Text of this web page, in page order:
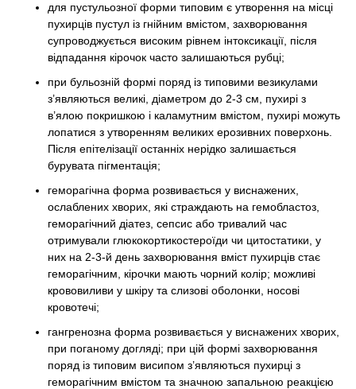
для пустульозної форми типовим є утворення на місці
пухирців пустул із гнійним вмістом, захворювання
супроводжується високим рівнем інтоксикації, після
відпадання кірочок часто залишаються рубці;
при бульозній формі поряд із типовими везикулами
з’являються великі, діаметром до 2-3 см, пухирі з
в’ялою покришкою і каламутним вмістом, пухирі можуть
лопатися з утворенням великих ерозивних поверхонь.
Після епітелізації останніх нерідко залишається
бурувата пігментація;
геморагічна форма розвивається у виснажених,
ослаблених хворих, які страждають на гемобластоз,
геморагічний діатез, сепсис або тривалий час
отримували глюкокортикостероїди чи цитостатики, у
них на 2-3-й день захворювання вміст пухирців стає
геморагічним, кірочки мають чорний колір; можливі
крововиливи у шкіру та слизові оболонки, носові
кровотечі;
гангренозна форма розвивається у виснажених хворих,
при поганому догляді; при цій формі захворювання
поряд із типовим висипом з’являються пухирці з
геморагічним вмістом та значною запальною реакцією